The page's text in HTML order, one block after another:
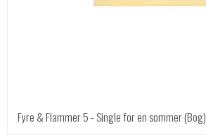
Fyre & Flammer 5 - Single for en sommer (Bog)